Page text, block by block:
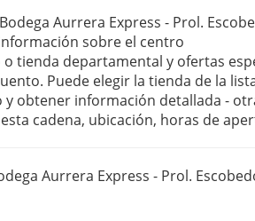
Aurrera Express - Prol.
sobre el centro
tienda departamental y ofertas
Puede elegir la tienda de la
y obtener información detallada -
cadena, ubicación, horas de
Aurrera Express - Prol.